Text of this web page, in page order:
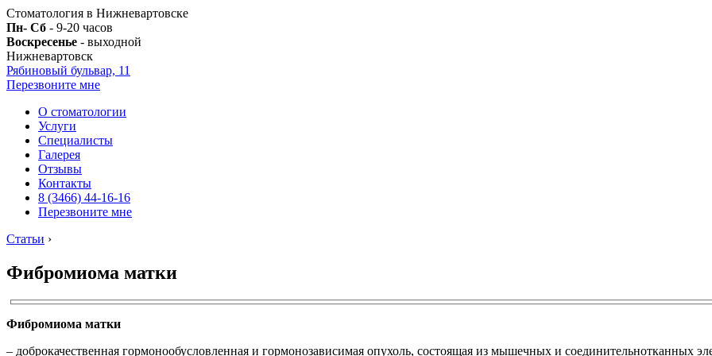
Стоматология в Нижневартовске
Пн- Сб - 9-20 часов
Воскресенье - выходной
Нижневартовск
Рябиновый бульвар, 11
Перезвоните мне
О стоматологии
Услуги
Специалисты
Галерея
Отзывы
Контакты
8 (3466) 44-16-16
Перезвоните мне
Статьи ›
Фибромиома матки
Фибромиома матки
– доброкачественная гормонообусловленная и гормонозависимая опухоль, состоящая из мышечных и соединительнотканных